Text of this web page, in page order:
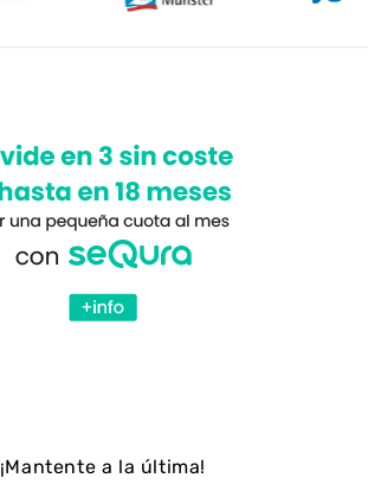
¡Mantente a la última!